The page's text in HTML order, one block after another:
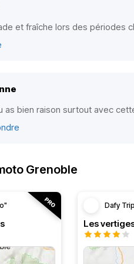
et fraîche lors des périodes
as bien raison surtout avec
Grenoble
Dafy Trip
Les